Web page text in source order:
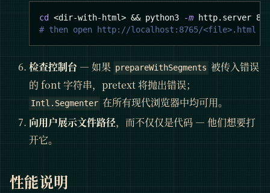
cd <dir-with-html> && python3 -m http.server
# then open http://localhost:8765/<file>.html
检查控制台 — 如果 prepareWithSegments 被传入错误
的 font 字符串，pretext 将抛出错误；
Intl.Segmenter 在所有现代浏览器中均可用。
向用户展示文件路径，而不仅仅是代码 — 他们想要打
开它。
性能说明